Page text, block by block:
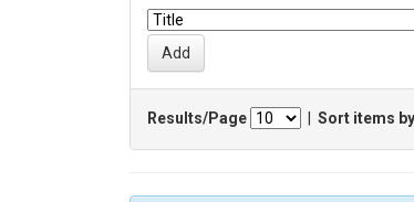
Results/Page Sort items by